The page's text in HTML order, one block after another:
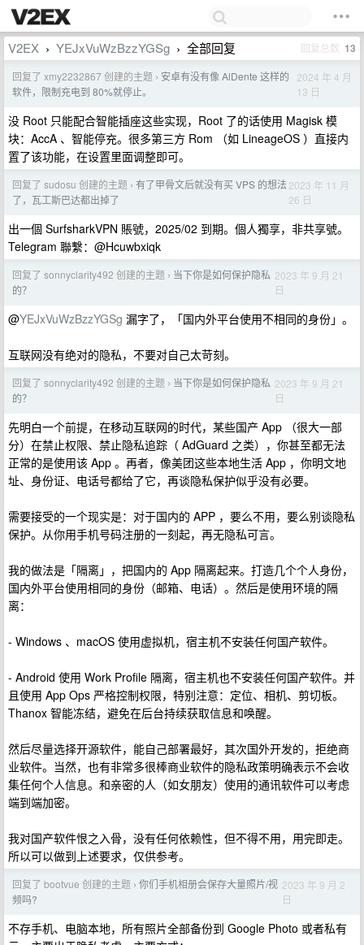
V2EX › YEJxVuWzBzzYGSg › 全部回复 回复总数 13
回复了 xmy2232867 创建的主题 › 安卓有没有像 AlDente 这样的
软件，限制充电到 80%就停止。
2024 年 4 月
13 日
没 Root 只能配合智能插座这些实现，Root 了的话使用 Magisk 模
块：AccA 、智能停充。很多第三方 Rom （如 LineageOS ）直接内
置了该功能，在设置里面调整即可。
回复了 sudosu 创建的主题 › 有了甲骨文后就没有买 VPS 的想法
了，瓦工斯巴达都出掉了
2023 年 11 月
26 日
出一個 SurfsharkVPN 賬號，2025/02 到期。個人獨享，非共享號。
Telegram 聯繫：@Hcuwbxiqk
回复了 sonnyclarity492 创建的主题 › 当下你是如何保护隐私
的？
2023 年 9 月 21
日
@YEJxVuWzBzzYGSg 漏字了，「国内外平台使用不相同的身份」。
互联网没有绝对的隐私，不要对自己太苛刻。
回复了 sonnyclarity492 创建的主题 › 当下你是如何保护隐私
的？
2023 年 9 月 21
日
先明白一个前提，在移动互联网的时代，某些国产 App （很大一部
分）在禁止权限、禁止隐私追踪（ AdGuard 之类），你甚至都无法
正常的是使用该 App 。再者，像美团这些本地生活 App ，你明文地
址、身份证、电话号都给了它，再谈隐私保护似乎没有必要。
需要接受的一个现实是：对于国内的 APP ，要么不用，要么别谈隐私
保护。从你用手机号码注册的一刻起，再无隐私可言。
我的做法是「隔离」，把国内的 App 隔离起来。打造几个个人身份，
国内外平台使用相同的身份（邮箱、电话）。然后是使用环境的隔
离：
- Windows 、macOS 使用虚拟机，宿主机不安装任何国产软件。
- Android 使用 Work Profile 隔离，宿主机也不安装任何国产软件。并
且使用 App Ops 严格控制权限，特别注意：定位、相机、剪切板。
Thanox 智能冻结，避免在后台持续获取信息和唤醒。
然后尽量选择开源软件，能自己部署最好，其次国外开发的，拒绝商
业软件。当然，也有非常多很棒商业软件的隐私政策明确表示不会收
集任何个人信息。和亲密的人（如女朋友）使用的通讯软件可以考虑
端到端加密。
我对国产软件恨之入骨，没有任何依赖性，但不得不用，用完即走。
所以可以做到上述要求，仅供参考。
回复了 bootvue 创建的主题 › 你们手机相册会保存大量照片/视
频吗?
2023 年 9 月 2
日
不存手机、电脑本地，所有照片全部备份到 Google Photo 或者私有